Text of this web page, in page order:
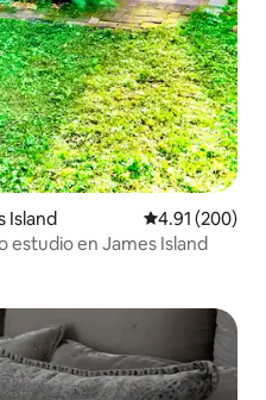
Island Calificación
4.91 (200)
en James Island